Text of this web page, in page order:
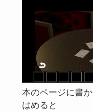
本のページに書
はめると